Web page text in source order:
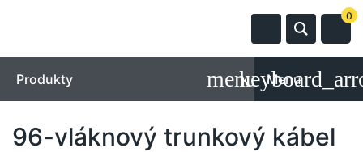
0
Produkty Menu
96-vláknový trunkový kábel